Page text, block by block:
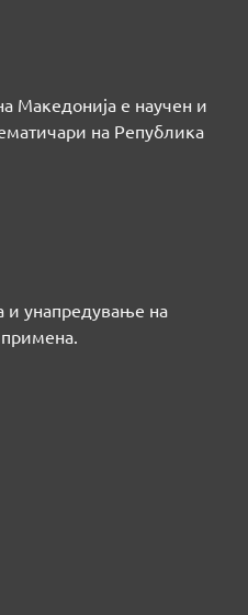
Македонија е научен и
на Република
и унапредување на